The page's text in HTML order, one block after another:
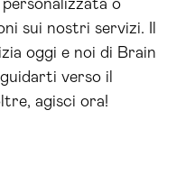
o
sui nostri servizi. Il
oggi e noi di Brain
verso il
agisci ora!